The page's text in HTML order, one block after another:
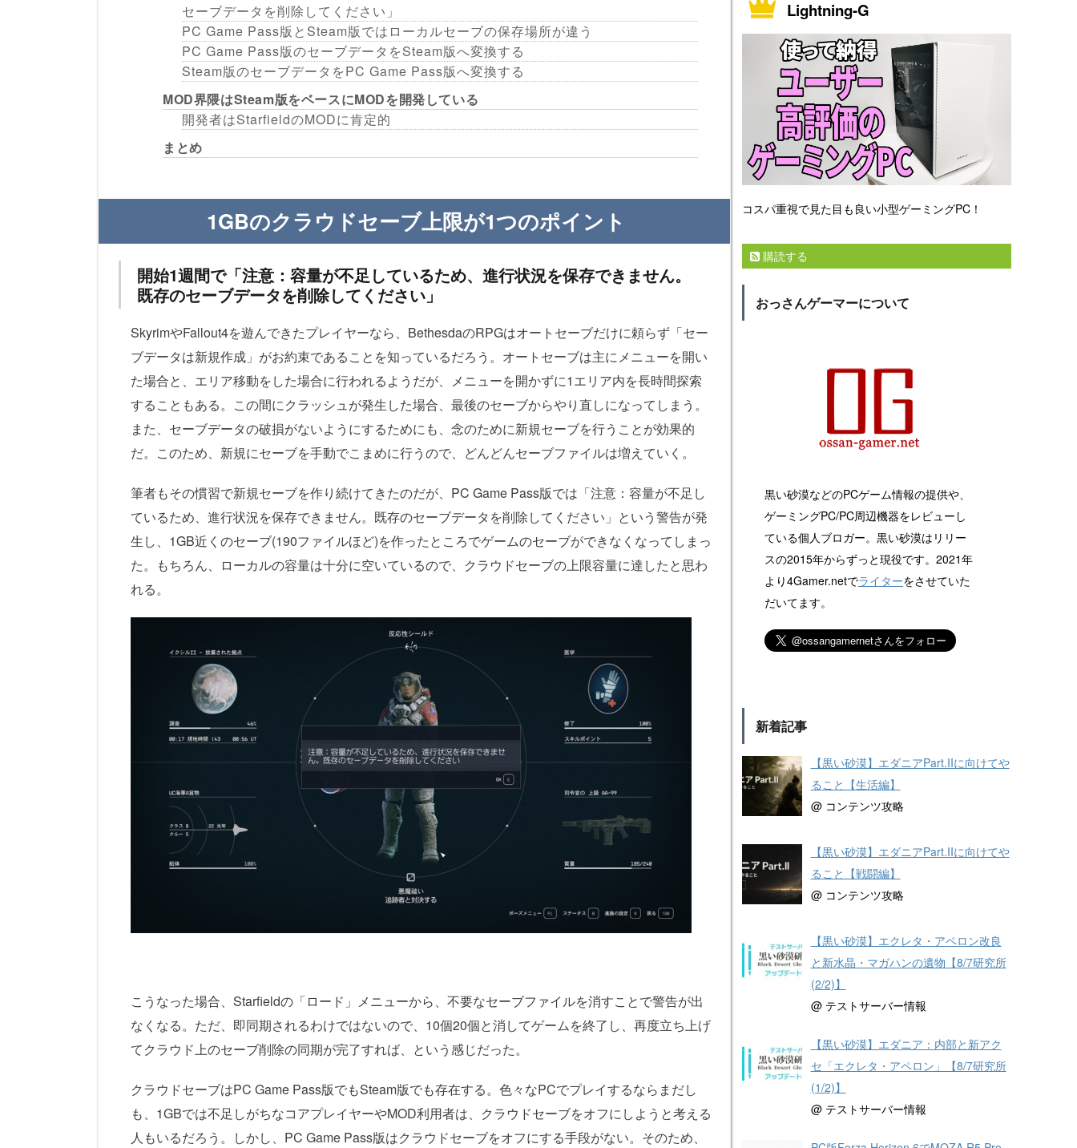
セーブデータを削除してください」
PC Game Pass版とSteam版ではローカルセーブの保存場所が違う
PC Game Pass版のセーブデータをSteam版へ変換する
Steam版のセーブデータをPC Game Pass版へ変換する
MOD界隈はSteam版をベースにMODを開発している
開発者はStarfieldのMODに肯定的
まとめ
1GBのクラウドセーブ上限が1つのポイント
開始1週間で「注意：容量が不足しているため、進行状況を保存できません。
既存のセーブデータを削除してください」
SkyrimやFallout4を遊んできたプレイヤーなら、BethesdaのRPGはオートセーブだけに頼らず「セー
ブデータは新規作成」がお約束であることを知っているだろう。オートセーブは主にメニューを開い
た場合と、エリア移動をした場合に行われるようだが、メニューを開かずに1エリア内を長時間探索
することもある。この間にクラッシュが発生した場合、最後のセーブからやり直しになってしまう。
また、セーブデータの破損がないようにするためにも、念のために新規セーブを行うことが効果的
だ。このため、新規にセーブを手動でこまめに行うので、どんどんセーブファイルは増えていく。
筆者もその慣習で新規セーブを作り続けてきたのだが、PC Game Pass版では「注意：容量が不足し
ているため、進行状況を保存できません。既存のセーブデータを削除してください」という警告が発
生し、1GB近くのセーブ(190ファイルほど)を作ったところでゲームのセーブができなくなってしまっ
た。もちろん、ローカルの容量は十分に空いているので、クラウドセーブの上限容量に達したと思わ
れる。
こうなった場合、Starfieldの「ロード」メニューから、不要なセーブファイルを消すことで警告が出
なくなる。ただ、即同期されるわけではないので、10個20個と消してゲームを終了し、再度立ち上げ
てクラウド上のセーブ削除の同期が完了すれば、という感じだった。
クラウドセーブはPC Game Pass版でもSteam版でも存在する。色々なPCでプレイするならまだし
も、1GBでは不足しがちなコアプレイヤーやMOD利用者は、クラウドセーブをオフにしようと考える
人もいるだろう。しかし、PC Game Pass版はクラウドセーブをオフにする手段がない。そのため、
Lightning-G
コスパ重視で見た目も良い小型ゲーミングPC！
購読する
おっさんゲーマーについて
黒い砂漠などのPCゲーム情報の提供や、
ゲーミングPC/PC周辺機器をレビューし
ている個人ブロガー。黒い砂漠はリリー
スの2015年からずっと現役です。2021年
より4Gamer.netでライターをさせていた
だいてます。
新着記事
【黒い砂漠】エダニアPart.IIに向けてや
ること【生活編】
@ コンテンツ攻略
【黒い砂漠】エダニアPart.IIに向けてや
ること【戦闘編】
@ コンテンツ攻略
【黒い砂漠】エクレタ・アペロン改良
と新水晶・マガハンの遺物【8/7研究所
(2/2)】
@ テストサーバー情報
【黒い砂漠】エダニア：内部と新アク
セ「エクレタ・アペロン」【8/7研究所
(1/2)】
@ テストサーバー情報